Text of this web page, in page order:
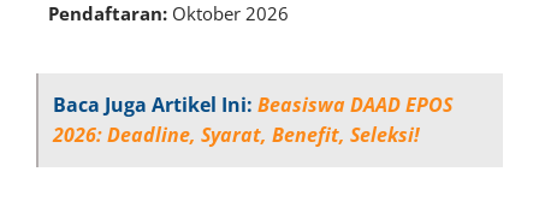
Pendaftaran: Oktober 2026
Baca Juga Artikel Ini: Beasiswa DAAD EPOS
2026: Deadline, Syarat, Benefit, Seleksi!